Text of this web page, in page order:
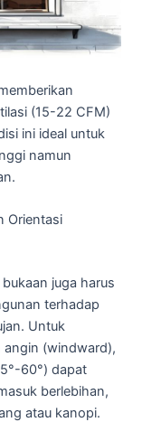
(15-22 CFM)
ini ideal untuk
namun
Orientasi
juga harus
terhadap
Untuk
angin (windward),
60°) dapat
berlebihan,
atau kanopi.